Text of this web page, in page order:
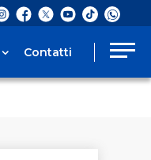
Contatti